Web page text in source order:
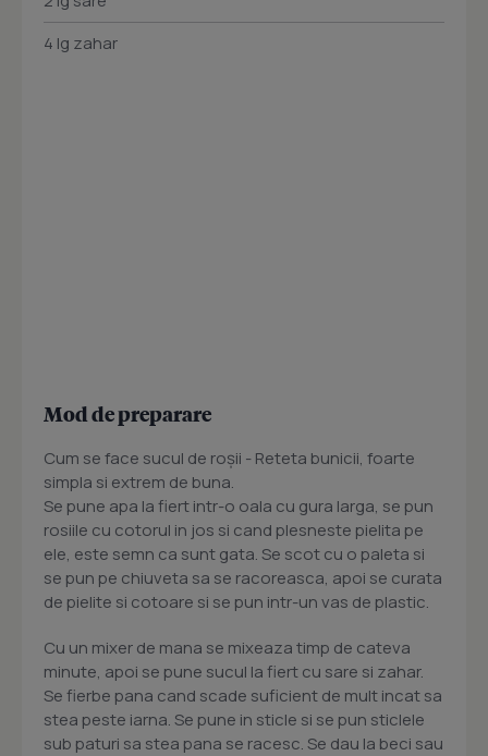
4 lg zahar
Mod de preparare
Cum se face sucul de roșii - Reteta bunicii, foarte
simpla si extrem de buna.
Se pune apa la fiert intr-o oala cu gura larga, se pun
rosiile cu cotorul in jos si cand plesneste pielita pe
ele, este semn ca sunt gata. Se scot cu o paleta si
se pun pe chiuveta sa se racoreasca, apoi se curata
de pielite si cotoare si se pun intr-un vas de plastic.
Cu un mixer de mana se mixeaza timp de cateva
minute, apoi se pune sucul la fiert cu sare si zahar.
Se fierbe pana cand scade suficient de mult incat sa
stea peste iarna. Se pune in sticle si se pun sticlele
sub paturi sa stea pana se racesc. Se dau la beci sau